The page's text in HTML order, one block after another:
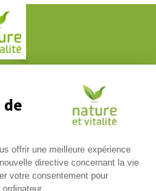
Duvivier
du lundi au vendredi
via notreformulaire de
offrir une meilleure expérience
directive concernant la vie
votre consentement pour